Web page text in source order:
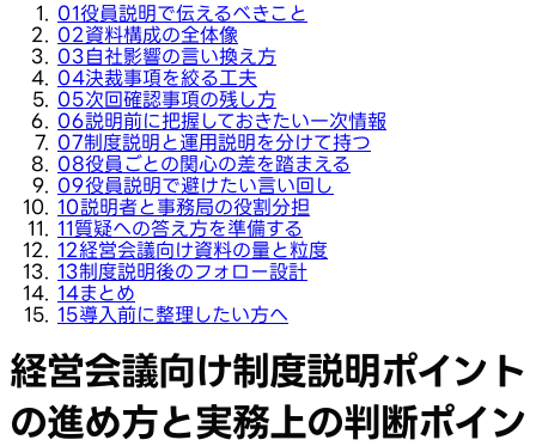
01役員説明で伝えるべきこと
02資料構成の全体像
03自社影響の言い換え方
04決裁事項を絞る工夫
05次回確認事項の残し方
06説明前に把握しておきたい一次情報
07制度説明と運用説明を分けて持つ
08役員ごとの関心の差を踏まえる
09役員説明で避けたい言い回し
10説明者と事務局の役割分担
11質疑への答え方を準備する
12経営会議向け資料の量と粒度
13制度説明後のフォロー設計
14まとめ
15導入前に整理したい方へ
経営会議向け制度説明ポイント
の進め方と実務上の判断ポイン